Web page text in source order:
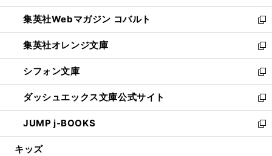
開
く
ウ
で
開
く
ン
ド
ウ
で
開
く
ウ
ィ
ン
ド
ウ
で
開
く
集英社Webマガジン コバルト
新
し
い
ウ
ィ
ン
ド
ウ
で
開
集英社オレンジ文庫
新
し
い
ウ
ィ
ン
ド
ウ
シフォン文庫
新
し
い
ウ
ィ
ン
ダッシュエックス文庫公式サイト
新
し
い
ウ
JUMP j-BOOKS
新
し
キッズ